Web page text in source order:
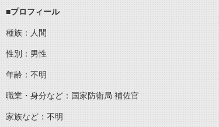
■プロフィール
種族：人間
性別：男性
年齢：不明
職業・身分など：国家防衛局 補佐官
家族など：不明